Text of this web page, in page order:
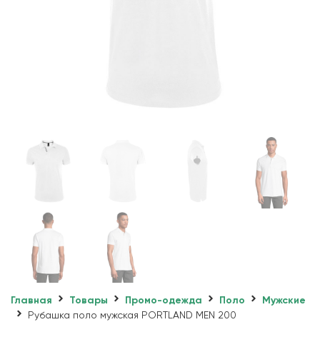
Главная Товары Промо-одежда Поло
Мужские
Рубашка поло мужская PORTLAND MEN 200